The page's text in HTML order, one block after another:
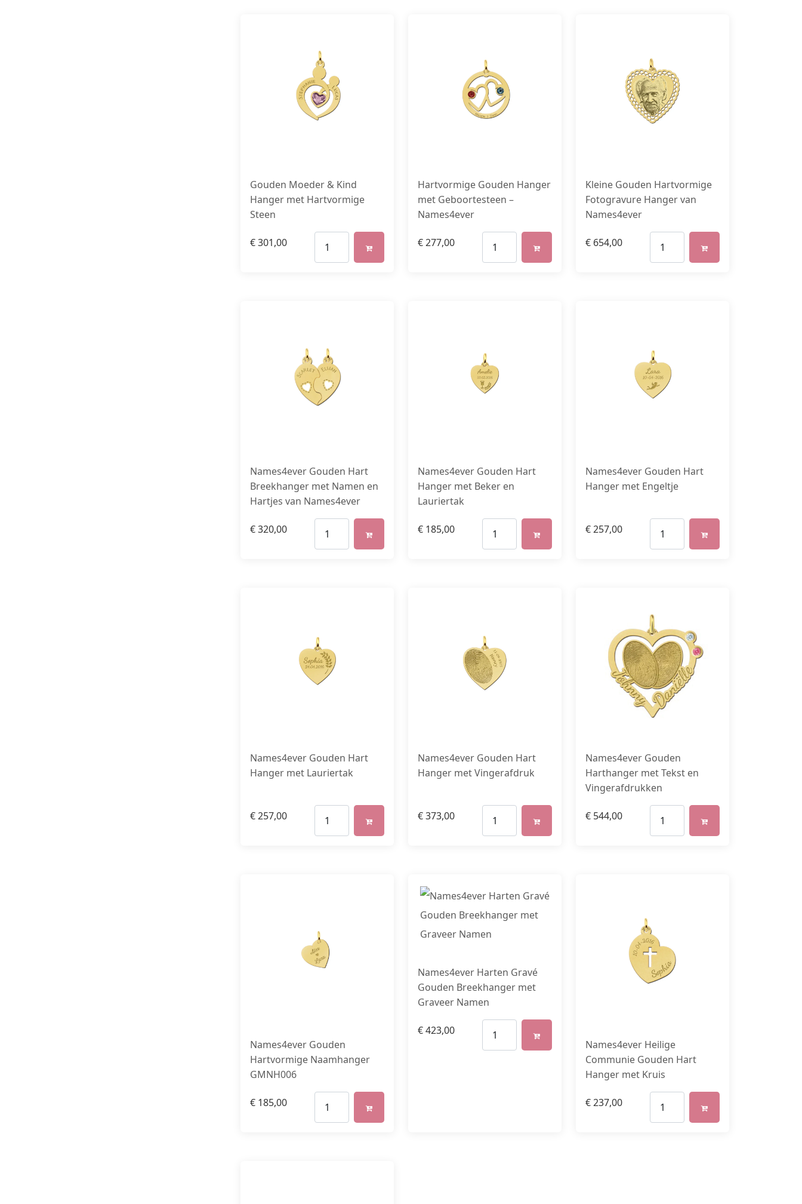
Gouden Moeder & Kind
Hanger met Hartvormige
Steen
€301,00
Hartvormige Gouden Hanger
met Geboortesteen –
Names4ever
€277,00
Kleine Gouden Hartvormige
Fotogravure Hanger van
Names4ever
€654,00
Names4ever Gouden Hart
Breekhanger met Namen en
Hartjes van Names4ever
€320,00
Names4ever Gouden Hart
Hanger met Beker en
Lauriertak
€185,00
Names4ever Gouden Hart
Hanger met Engeltje
€257,00
Names4ever Gouden Hart
Hanger met Lauriertak
€257,00
Names4ever Gouden Hart
Hanger met Vingerafdruk
€373,00
Names4ever Gouden
Harthanger met Tekst en
Vingerafdrukken
€544,00
Names4ever Gouden
Hartvormige Naamhanger
GMNH006
€ 185,00
Names4ever Harten Gravé
Gouden Breekhanger met
Graveer Namen
€423,00
Names4ever Heilige
Communie Gouden Hart
Hanger met Kruis
€237,00